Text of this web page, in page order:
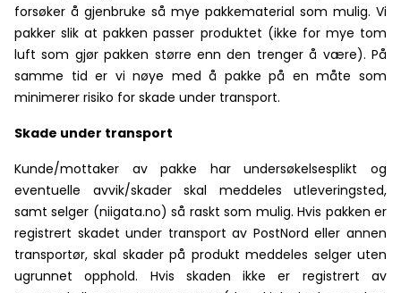
forsøker å gjenbruke så mye pakkematerial som mulig. Vi
pakker slik at pakken passer produktet (ikke for mye tom
luft som gjør pakken større enn den trenger å være). På
samme tid er vi nøye med å pakke på en måte som
minimerer risiko for skade under transport.
Skade under transport
Kunde/mottaker av pakke har undersøkelsesplikt og
eventuelle avvik/skader skal meddeles utleveringsted,
samt selger (niigata.no) så raskt som mulig. Hvis pakken er
registrert skadet under transport av PostNord eller annen
transportør, skal skader på produkt meddeles selger uten
ugrunnet opphold. Hvis skaden ikke er registrert av